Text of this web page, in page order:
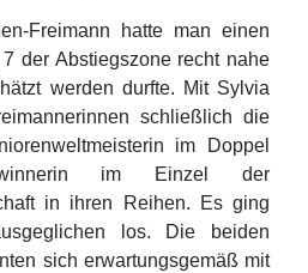
Freimann hatte man einen
der Abstiegszone recht nahe
werden durfte. Mit Sylvia
schließlich die
im Doppel
im Einzel der
in ihren Reihen. Es ging
los. Die beiden
sich erwartungsgemäß mit